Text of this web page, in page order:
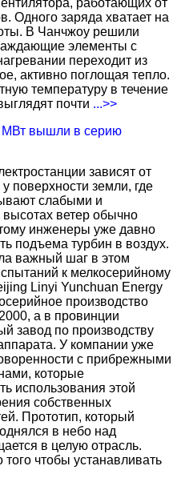
работающих от
Одного заряда хватает на
В Чанчжоу решили
элементы с
переходит из
активно поглощая тепло.
температуру в течение
почти ...>>
МВт вышли в серию
зависят от
поверхности земли, где
слабыми и
ветер обычно
инженеры уже давно
подъема турбин в воздух.
важный шаг в этом
к мелкосерийному
Linyi Yunchuan Energy
производство
а в провинции
завод по производству
У компании уже
с прибрежными
которые
использования этой
собственных
Прототип, который
в небо над
в целую отрасль.
чтобы устанавливать